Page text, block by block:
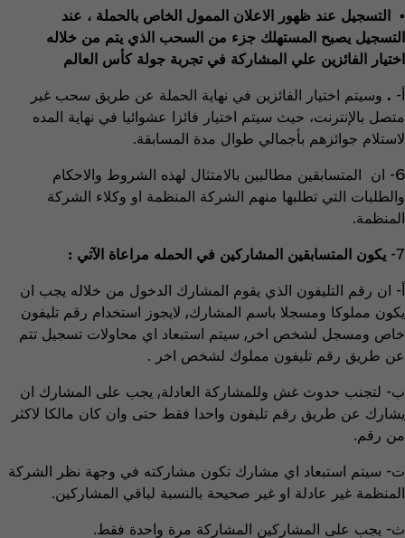
▪ التسجيل عند ظهور الاعلان الممول الخاص بالحملة ، عند
التسجيل يصبح المستهلك جزء من السحب الذي يتم من خلاله
اختيار الفائزين علي المشاركة في تجربة جولة كأس العالم
أ‌- . وسيتم اختيار الفائزين في نهاية الحملة عن طريق سحب غير
متصل بالإنترنت، حيث سيتم اختيار فائزا عشوائيا في نهاية المده
لاستلام جوائزهم بأجمالي طوال مدة المسابقة.
6- ان المتسابقين مطالبين بالامتثال لهذه الشروط والاحكام
والطلبات التي تطلبها منهم الشركة المنظمة او وكلاء الشركة
المنظمة.
7- يكون المتسابقين المشاركين في الحمله مراعاة الآتي :
أ‌- ان رقم التليفون الذي يقوم المشارك الدخول من خلاله يجب ان
يكون مملوكا ومسجلا باسم المشارك, لايجوز استخدام رقم تليفون
خاص ومسجل لشخص اخر, سيتم استبعاد اي محاولات تسجيل تتم
عن طريق رقم تليفون مملوك لشخص اخر .
ب‌- لتجنب حدوث غش وللمشاركة العادلة, يجب على المشارك ان
يشارك عن طريق رقم تليفون واحدا فقط حتى وان كان مالكا لاكثر
من رقم.
ت‌- سيتم استبعاد اي مشارك تكون مشاركته في وجهة نظر الشركة
المنظمة غير عادلة او غير صحيحة بالنسبة لباقي المشاركين.
ث‌- يجب على المشاركين المشاركة مرة واحدة فقط.